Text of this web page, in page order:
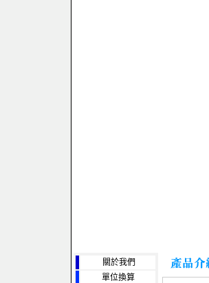
關於我們
單位換算